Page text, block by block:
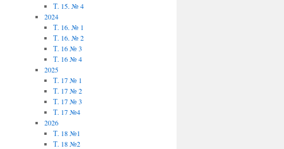
Т. 15. № 4
2024
Т. 16. № 1
Т. 16. № 2
Т. 16 № 3
Т. 16 № 4
2025
Т. 17 № 1
Т. 17 № 2
Т. 17 № 3
Т. 17 №4
2026
Т. 18 №1
Т. 18 №2